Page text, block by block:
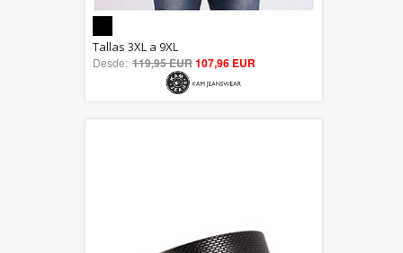
5.00
out of 5
Tallas 3XL a 9XL
Desde: 119,95 EUR107,96 EUR